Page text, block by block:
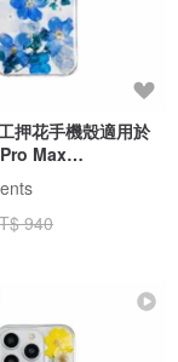
押花手機殼適用於
Max
A35
940